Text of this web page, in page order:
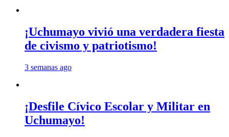
¡Uchumayo vivió una verdadera fiesta
de civismo y patriotismo!
3 semanas ago
¡Desfile Cívico Escolar y Militar en
Uchumayo!